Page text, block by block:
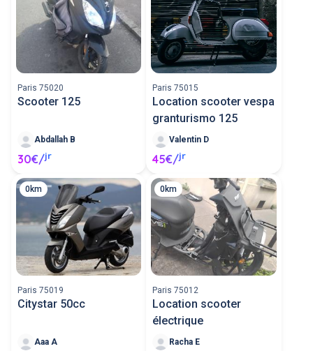
Paris 75020
Scooter 125
Abdallah B
30€/jr
Paris 75015
Location scooter vespa
granturismo 125
Valentin D
45€/jr
0km
Paris 75019
Citystar 50cc
Aaa A
0km
Paris 75012
Location scooter
électrique
Racha E